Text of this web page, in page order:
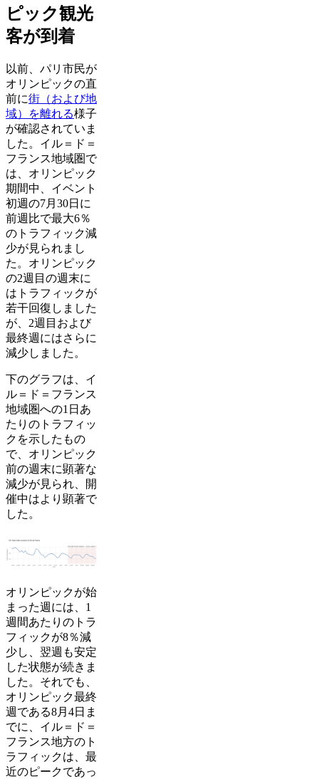
ピック観光
客が到着
以前、パリ市民が
オリンピックの直
前に街（および地
域）を離れる様子
が確認されていま
した。イル＝ド＝
フランス地域圏で
は、オリンピック
期間中、イベント
初週の7月30日に
前週比で最大6％
のトラフィック減
少が見られまし
た。オリンピック
の2週目の週末に
はトラフィックが
若干回復しました
が、2週目および
最終週にはさらに
減少しました。
下のグラフは、イ
ル＝ド＝フランス
地域圏への1日あ
たりのトラフィッ
クを示したもの
で、オリンピック
前の週末に顕著な
減少が見られ、開
催中はより顕著で
した。
オリンピックが始
まった週には、1
週間あたりのトラ
フィックが8％減
少し、翌週も安定
した状態が続きま
した。それでも、
オリンピック最終
週である8月4日ま
でに、イル＝ド＝
フランス地方のト
ラフィックは、最
近のピークであっ